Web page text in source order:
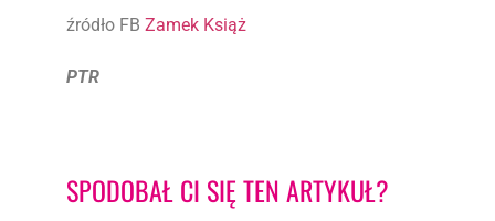
źródło FB Zamek Książ
PTR
SPODOBAŁ CI SIĘ TEN ARTYKUŁ?